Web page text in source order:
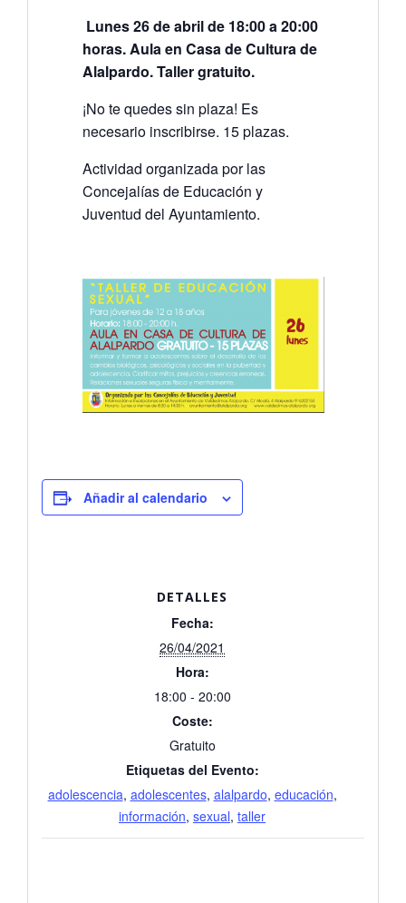
Lunes 26 de abril de 18:00 a 20:00
horas. Aula en Casa de Cultura de
Alalpardo. Taller gratuito.
¡No te quedes sin plaza! Es
necesario inscribirse. 15 plazas.
Actividad organizada por las
Concejalías de Educación y
Juventud del Ayuntamiento.
Añadir al calendario
DETALLES
Fecha:
26/04/2021
Hora:
18:00 - 20:00
Coste:
Gratuito
Etiquetas del Evento:
adolescencia, adolescentes, alalpardo, educación,
información, sexual, taller